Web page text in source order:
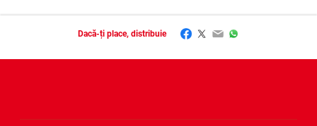
Dacă-ți place, distribuie Facebook
Twitter
EmailWhatsApp